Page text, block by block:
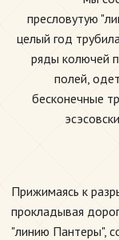
пресловутую
целый год
ряды колючей
полей,
бесконечные
Прижимаясь к
прокладывая
"линию Пантеры",